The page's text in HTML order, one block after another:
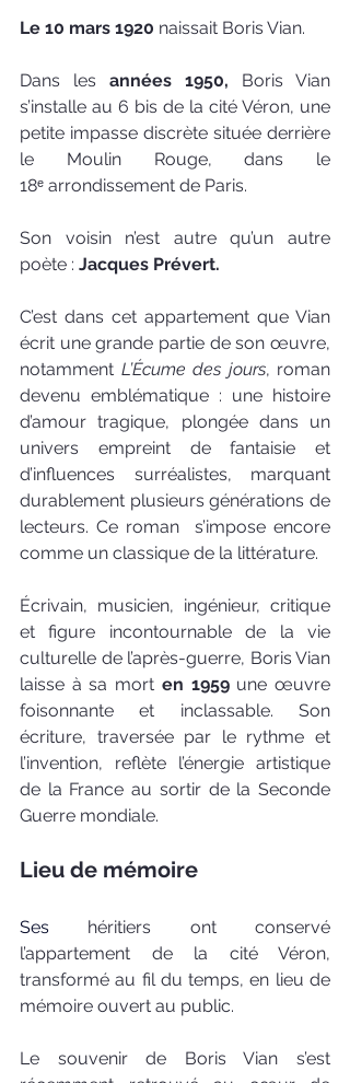
Le 10 mars 1920 naissait Boris Vian.
Dans les années 1950, Boris Vian
s’installe au 6 bis de la cité Véron, une
petite impasse discrète située derrière
le Moulin Rouge, dans le
18ᵉ arrondissement de Paris.
Son voisin n’est autre qu’un autre
poète : Jacques Prévert.
C’est dans cet appartement que Vian
écrit une grande partie de son œuvre,
notamment L’Écume des jours, roman
devenu emblématique : une histoire
d’amour tragique, plongée dans un
univers empreint de fantaisie et
d’influences surréalistes, marquant
durablement plusieurs générations de
lecteurs. Ce roman  s’impose encore
comme un classique de la littérature.
Écrivain, musicien, ingénieur, critique
et figure incontournable de la vie
culturelle de l’après-guerre, Boris Vian
laisse à sa mort en 1959 une œuvre
foisonnante et inclassable. Son
écriture, traversée par le rythme et
l’invention, reflète l’énergie artistique
de la France au sortir de la Seconde
Guerre mondiale.
Lieu de mémoire
Ses
héritiers ont conservé
l’appartement de la cité Véron,
transformé au fil du temps, en lieu de
mémoire ouvert au public.
Le souvenir de Boris Vian s’est